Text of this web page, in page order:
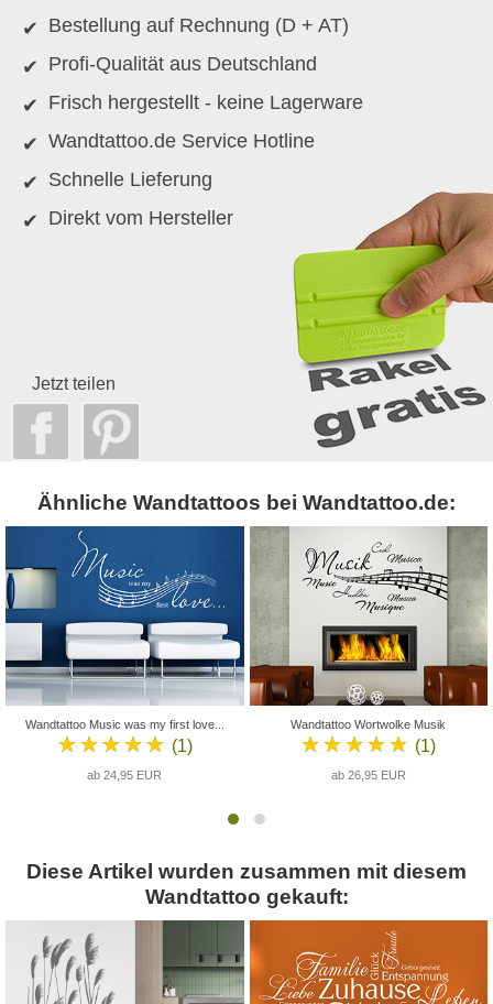
Bestellung auf Rechnung (D + AT)
Profi-Qualität aus Deutschland
Frisch hergestellt - keine Lagerware
Wandtattoo.de Service Hotline
Schnelle Lieferung
Direkt vom Hersteller
Jetzt teilen
Ähnliche Wandtattoos bei Wandtattoo.de:
Wandtattoo Music was my first love...
★★★★★ (1)
ab 24,95 EUR
Wandtattoo Wortwolke Musik
★★★★★ (1)
ab 26,95 EUR
Diese Artikel wurden zusammen mit diesem
Wandtattoo gekauft: